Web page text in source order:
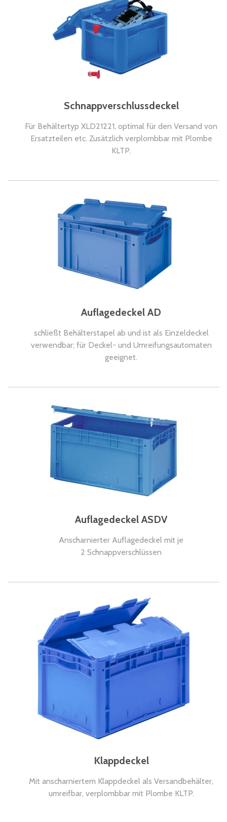
Schnappverschlussdeckel
Für Behältertyp XLD21221, optimal für den Versand von
Ersatzteilen etc. Zusätzlich verplombbar mit Plombe
KLTP.
Auflagedeckel AD
schließt Behälterstapel ab und ist als Einzeldeckel
verwendbar; für Deckel- und Umreifungsautomaten
geeignet.
Auflagedeckel ASDV
Anscharnierter Auflagedeckel mit je
2 Schnappverschlüssen
Klappdeckel
Mit anscharniertem Klappdeckel als Versandbehälter,
umreifbar, verplombbar mit Plombe KLTP.